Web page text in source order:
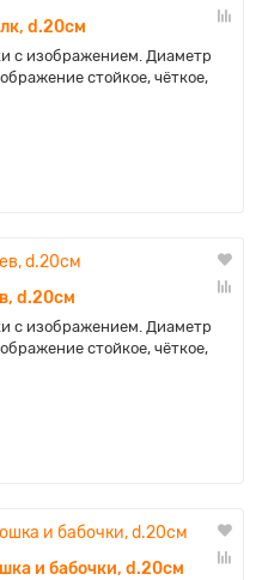
d.20см
с изображением. Диаметр
стойкое, чёткое,
d.20см
с изображением. Диаметр
стойкое, чёткое,
и бабочки, d.20см